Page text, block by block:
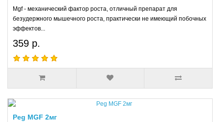
Mgf - механический фактор роста, отличный препарат для
безудержного мышечного роста, практически не имеющий побочных
эффектов...
359 р.
Peg MGF 2мг